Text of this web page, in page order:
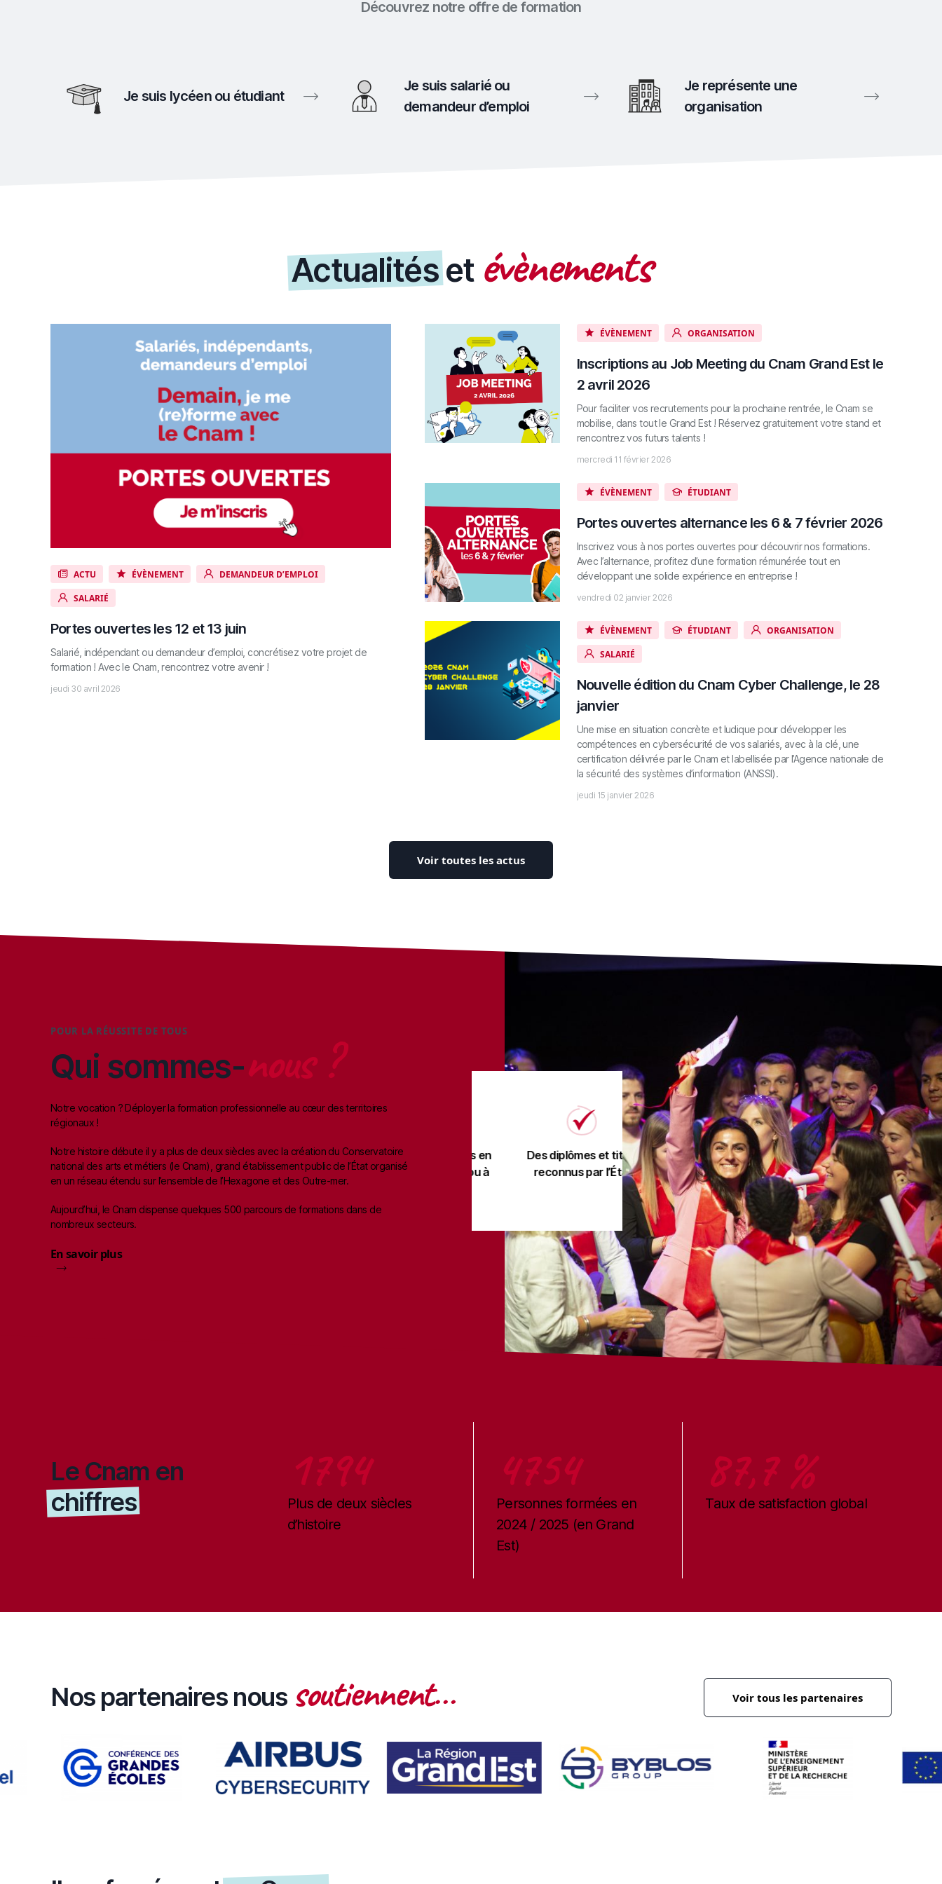
Découvrez notre offre de formation
Je suis lycéen ou étudiant
Je suis salarié ou
demandeur d’emploi
Je représente une
organisation
Actualitéset évènements
ACTU ÉVÈNEMENT
DEMANDEUR D’EMPLOI
SALARIÉ
Portes ouvertes les 12 et 13 juin
Salarié, indépendant ou demandeur d’emploi, concrétisez votre projet de
formation ! Avec le Cnam, rencontrez votre avenir !
jeudi 30 avril 2026
ÉVÈNEMENT ORGANISATION
Inscriptions au Job Meeting du Cnam Grand Est le
2 avril 2026
Pour faciliter vos recrutements pour la prochaine rentrée, le Cnam se
mobilise, dans tout le Grand Est ! Réservez gratuitement votre stand et
rencontrez vos futurs talents !
mercredi 11 février 2026
ÉVÈNEMENT ÉTUDIANT
Portes ouvertes alternance les 6 & 7 février 2026
Inscrivez vous à nos portes ouvertes pour découvrir nos formations.
Avec l’alternance, profitez d’une formation rémunérée tout en
développant une solide expérience en entreprise !
vendredi 02 janvier 2026
ÉVÈNEMENT ÉTUDIANT
ORGANISATION
SALARIÉ
Nouvelle édition du Cnam Cyber Challenge, le 28
janvier
Une mise en situation concrète et ludique pour développer les
compétences en cybersécurité de vos salariés, avec à la clé, une
certification délivrée par le Cnam et labellisée par l’Agence nationale de
la sécurité des systèmes d’information (ANSSI).
jeudi 15 janvier 2026
Voir toutes les actus
POUR LA RÉUSSITE DE TOUS
Qui sommes-nous ?
Notre vocation ? Déployer la formation professionnelle au cœur des territoires
régionaux !
Notre histoire débute il y a plus de deux siècles avec la création du Conservatoire
national des arts et métiers (le Cnam), grand établissement public de l’État organisé
en un réseau étendu sur l’ensemble de l’Hexagone et des Outre-mer.
Aujourd’hui, le Cnam dispense quelques 500 parcours de formations dans de
nombreux secteurs.
En savoir plus
Des diplômes et titres
reconnus par l’État
La formation pour tous
et partout
Des formations en
présentiel et/ou à
Des diplômes et titres
reconnus par l’État
La formation pour tous
et partout
Le Cnam en
chiffres
1794
Plus de deux siècles
d’histoire
4754
Personnes formées en
2024 / 2025 (en Grand
Est)
87,7 %
Taux de satisfaction global
Nos partenaires nous soutiennent… Voir tous les partenaires